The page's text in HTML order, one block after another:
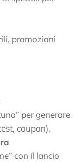
promozioni
per generare
coupon).
con il lancio